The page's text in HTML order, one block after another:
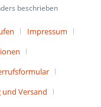
beschrieben
Impressum
und Versand